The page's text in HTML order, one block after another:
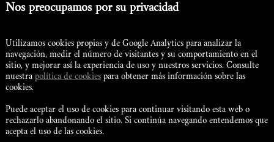
Carretera Cañamares Km25.
portaldeserrania@hotmail.es
607 23 89 21
Nos preocupamos por su privacidad
Utilizamos cookies propias y de Google Analytics para analizar la
navegación, medir el número de visitantes y su comportamiento en el
sitio, y mejorar así la experiencia de uso y nuestros servicios. Consulte
nuestra política de cookiespara obtener más información sobre las
cookies.
Puede aceptar el uso de cookies para continuar visitando esta web o
rechazarlo abandonando el sitio. Si continúa navegando entendemos que
acepta el uso de las cookies.